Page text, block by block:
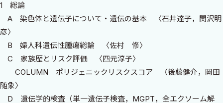
大きく発展すると同時に，婦人科医療においても大きな転換点を迎
えると予想される．今後，婦人科腫瘍に携わる医師には臨床遺伝
学的な知識は必須となり，また，患者にも適切な情報の提供を求
められる場面が増えるものと思われる．そこで，『周産期遺伝カウ
ンセリングマニュアル』のノウハウを活用し，その婦人科腫瘍版
として『婦人科腫瘍遺伝カウンセリングマニュアル』を発刊する
ことになった．
1 総論
A 染色体と遺伝子について・遺伝の基本 〈石井達子，関沢明
彦〉
B 婦人科遺伝性腫瘍総論 〈佐村 修〉
C 家族歴とリスク評価 〈四元淳子〉
COLUMN ポリジェニックリスクスコア 〈後藤健介，岡田
随象〉
D 遺伝学的検査（単一遺伝子検査，MGPT，全エクソーム解